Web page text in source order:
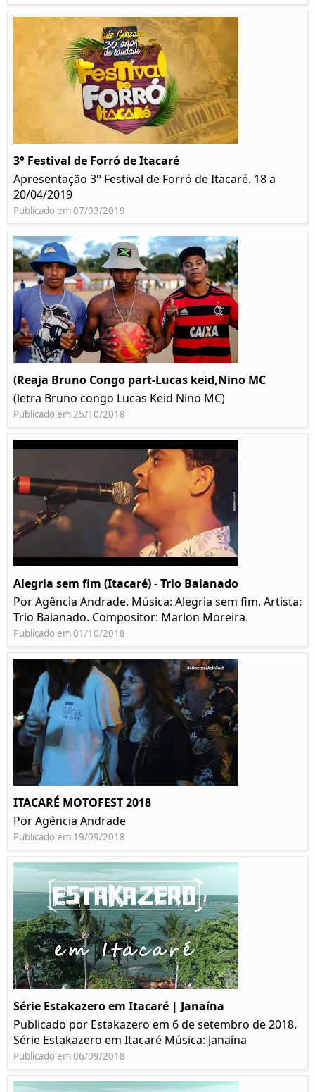
3° Festival de Forró de Itacaré
Apresentação 3° Festival de Forró de Itacaré. 18 a
20/04/2019
Publicado em 07/03/2019
(Reaja Bruno Congo part-Lucas keid,Nino MC
(letra Bruno congo Lucas Keid Nino MC)
Publicado em 25/10/2018
Alegria sem fim (Itacaré) - Trio Baianado
Por Agência Andrade. Música: Alegria sem fim. Artista:
Trio Baianado. Compositor: Marlon Moreira.
Publicado em 01/10/2018
ITACARÉ MOTOFEST 2018
Por Agência Andrade
Publicado em 19/09/2018
Série Estakazero em Itacaré | Janaína
Publicado por Estakazero em 6 de setembro de 2018.
Série Estakazero em Itacaré Música: Janaína
Publicado em 06/09/2018